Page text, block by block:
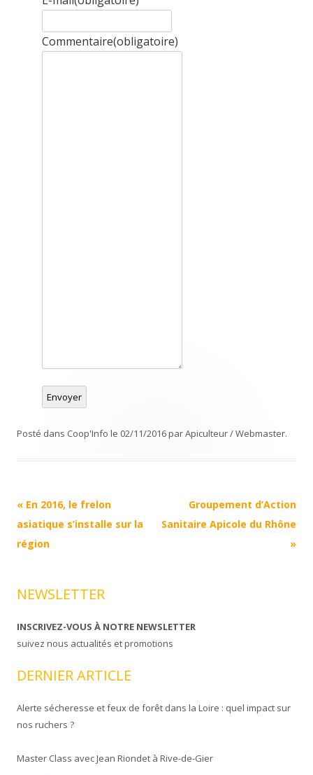
Commentaire(obligatoire)
Envoyer
Posté dans Coop'Info le 02/11/2016parApiculteur / Webmaster.
Navigation
Article
« En 2016, le frelon
asiatique s’installe sur la
région
Groupement d’Action
Sanitaire Apicole du Rhône
»
NEWSLETTER
INSCRIVEZ-VOUS À NOTRE NEWSLETTER
suivez nous actualités et promotions
DERNIER ARTICLE
Alerte sécheresse et feux de forêt dans la Loire : quel impact sur
nos ruchers ?
Master Class avec Jean Riondet à Rive-de-Gier